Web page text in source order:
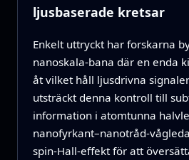
ljusbaserade kretsar
Enkelt uttryckt har forskarna
nanoskala‑bana där en enda
åt vilket håll ljusdrivna
utsträckt denna kontroll till
information i atomtunna
spin‑Hall‑effekt för att